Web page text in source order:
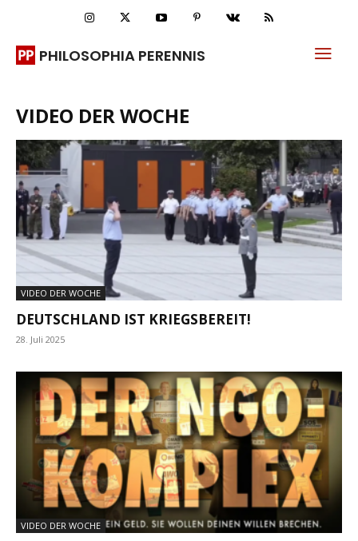
PHILOSOPHIA PERENNIS
VIDEO DER WOCHE
VIDEO DER WOCHE
DEUTSCHLAND IST KRIEGSBEREIT!
28. Juli 2025
VIDEO DER WOCHE